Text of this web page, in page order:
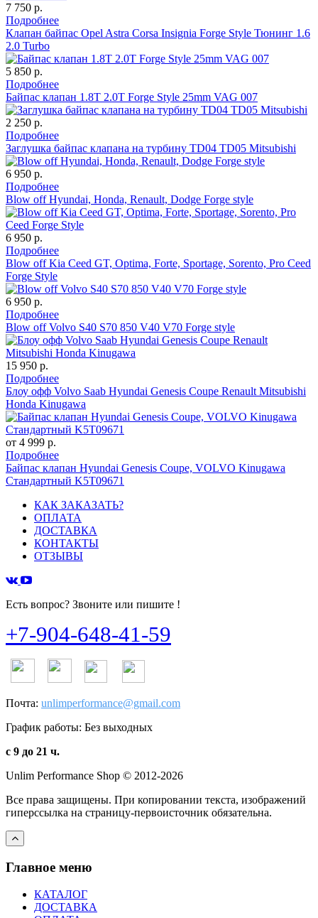
7 750 р.
Подробнее
Клапан байпас Opel Astra Corsa Insignia Forge Style Тюнинг 1.6
2.0 Turbo
5 850 р.
Подробнее
Байпас клапан 1.8T 2.0T Forge Style 25mm VAG 007
2 250 р.
Подробнее
Заглушка байпас клапана на турбину TD04 TD05 Mitsubishi
6 950 р.
Подробнее
Blow off Hyundai, Honda, Renault, Dodge Forge style
6 950 р.
Подробнее
Blow off Kia Ceed GT, Optima, Forte, Sportage, Sorento, Pro Ceed
Forge Style
6 950 р.
Подробнее
Blow off Volvo S40 S70 850 V40 V70 Forge style
15 950 р.
Подробнее
Блоу офф Volvo Saab Hyundai Genesis Coupe Renault Mitsubishi
Honda Kinugawa
от 4 999 р.
Подробнее
Байпас клапан Hyundai Genesis Coupe, VOLVO Kinugawa
Стандартный K5T09671
КАК ЗАКАЗАТЬ?
ОПЛАТА
ДОСТАВКА
КОНТАКТЫ
ОТЗЫВЫ
Есть вопрос? Звоните или пишите !
+7-904-648-41-59
Почта: unlimperformance@gmail.com
График работы: Без выходных
с 9 до 21 ч.
Unlim Performance Shop © 2012-2026
Все права защищены. При копировании текста, изображений
гиперссылка на страницу-первоисточник обязательна.
Главное меню
КАТАЛОГ
ДОСТАВКА